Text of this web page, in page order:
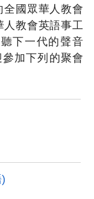
國眾華人教會
教會英語事工
下一代的聲音
加下列的聚會